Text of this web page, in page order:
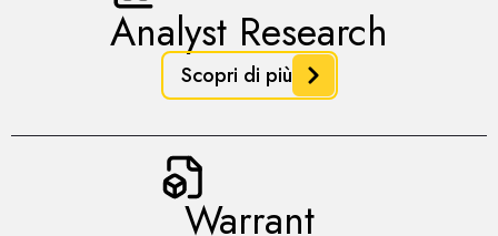
Analyst Research
Scopri di più
Warrant